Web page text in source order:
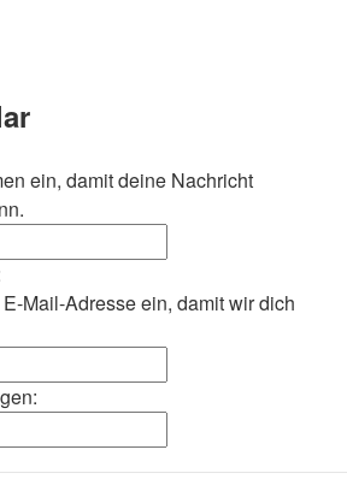
ein, damit deine Nachricht
Mail-Adresse ein, damit wir dich